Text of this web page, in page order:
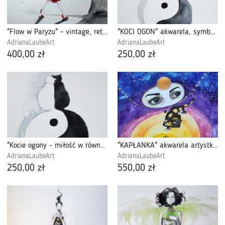
"Flow w Paryżu" - vintage, retro, akwarela
AdrianaLaubeArt
400,00 zł
"KOCI OGON" akwarela, symbol YIN i YANG
AdrianaLaubeArt
250,00 zł
"Kocie ogony - miłość w równowadze" akwarela
AdrianaLaubeArt
250,00 zł
"KAPŁANKA" akwarela artystki Adriany Laube
AdrianaLaubeArt
550,00 zł